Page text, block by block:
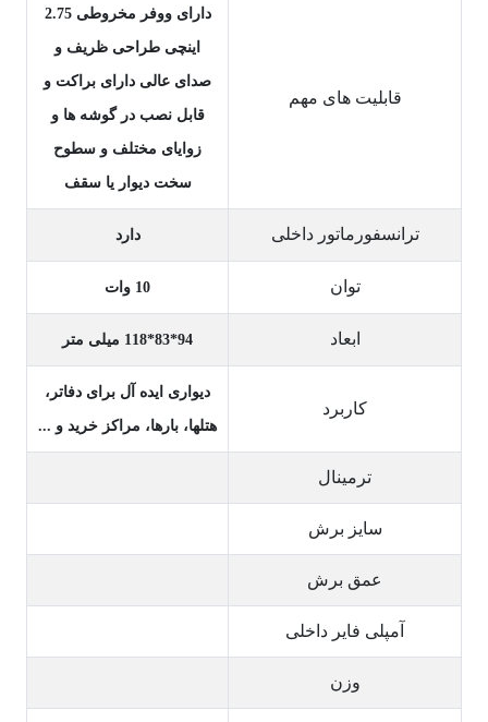
قابلیت های مهم
دارای ووفر مخروطی 2.75
اینچی طراحی ظریف و
صدای عالی دارای براکت و
قابل نصب در گوشه ها و
زوایای مختلف و سطوح
سخت دیوار یا سقف
ترانسفورماتور داخلی دارد
توان 10 وات
ابعاد 94*83*118 میلی متر
کاربرد
دیواری ایده آل برای دفاتر،
هتلها، بارها، مراکز خرید و ...
ترمینال
سایز برش
عمق برش
آمپلی فایر داخلی
وزن